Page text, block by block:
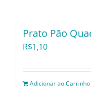
Prato Pão
R$1,10
Adicionar ao Carrinho